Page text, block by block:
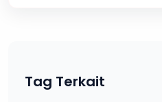
Tag Terkait